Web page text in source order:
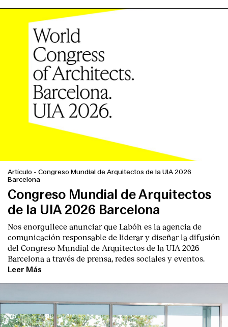
Artículo - Congreso Mundial de Arquitectos de la UIA 2026
Barcelona
Congreso Mundial de Arquitectos
de la UIA 2026 Barcelona
Nos enorgullece anunciar que Labóh es la agencia de
comunicación responsable de liderar y diseñar la difusión
del Congreso Mundial de Arquitectos de la UIA 2026
Barcelona a través de prensa, redes sociales y eventos.
Leer Más